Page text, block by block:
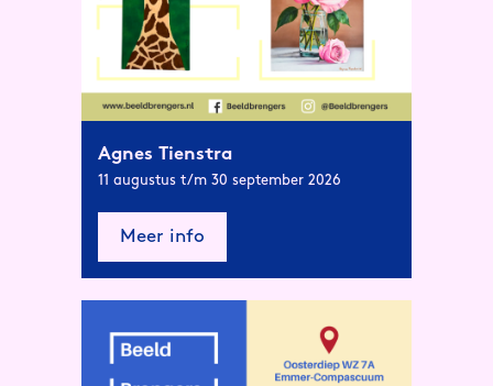
Agnes Tienstra
11 augustus t/m 30 september 2026
Meer info